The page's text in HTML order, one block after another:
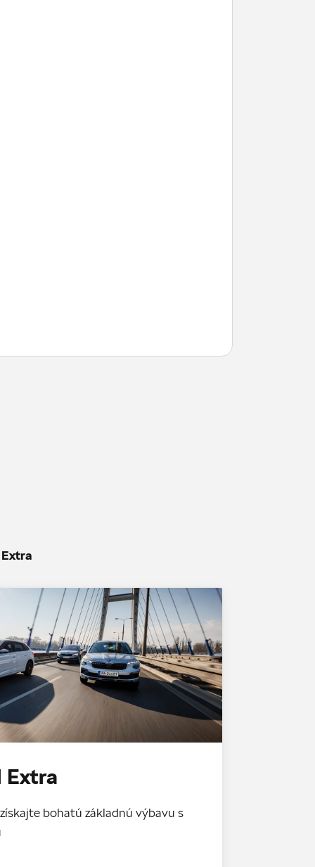
Extra
bohatú základnú výbavu s